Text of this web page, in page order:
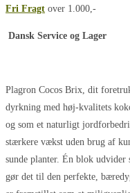
Fri Fragt over 1.000,-
Dansk Service og Lager
Plagron Cocos Brix, dit
dyrkning med høj-kvalitets
og som et naturligt
stærkere vækst uden brug af
sunde planter. Én blok
gør det til den perfekte,